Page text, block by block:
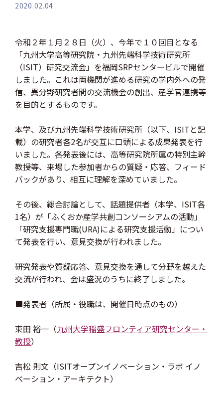
2020.02.04
令和２年１月２８日（火）、今年で１０回目となる
「九州大学高等研究院・九州先端科学技術研究所
（ISIT）研究交流会」を福岡SRPセンタービルで開催
しました。これは両機関が進める研究の学内外への発
信、異分野研究者間の交流機会の創出、産学官連携等
を目的とするものです。
本学、及び九州先端科学技術研究所（以下、ISITと記
載）の研究者各2名が交互に口頭による成果発表を行
いました。各発表後には、高等研究院所属の特別主幹
教授等、来場した参加者からの質疑・応答、フィード
バックがあり、相互に理解を深めていました。
その後、総合討論として、話題提供者（本学、ISIT各
1名）が「ふくおか産学共創コンソーシアムの活動」
「研究支援専門職(URA)による研究支援活動」につい
て発表を行い、意見交換が行われました。
研究発表や質疑応答、意見交換を通して分野を越えた
交流が行われ、会は盛況のうちに終了しました。
■発表者（所属・役職は、開催日時点のもの）
束田 裕一（九州大学稲盛フロンティア研究センター・
教授）
吉松 則文（ISITオープンイノベーション・ラボ イノ
ベーション・アーキテクト）